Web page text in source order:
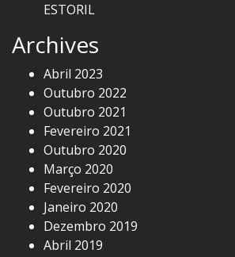
ESTORIL
Archives
Abril 2023
Outubro 2022
Outubro 2021
Fevereiro 2021
Outubro 2020
Março 2020
Fevereiro 2020
Janeiro 2020
Dezembro 2019
Abril 2019